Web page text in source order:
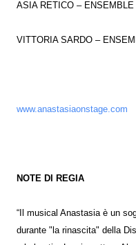
ASIA RETICO – ENSEMBLE
VITTORIA SARDO –
www.anastasiaonstage.com
NOTE DI REGIA
“Il musical Anastasia è un
durante "la rinascita" della